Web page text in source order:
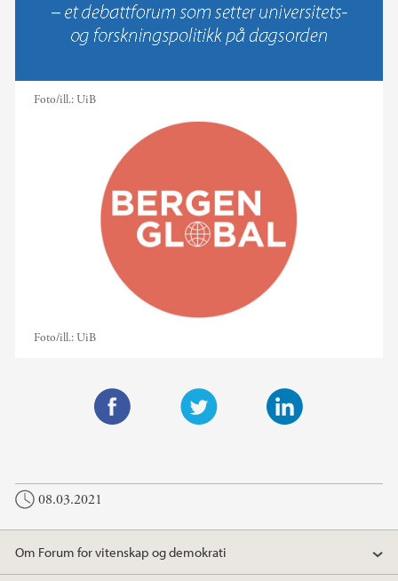
Foto/ill.:UiB
Foto/ill.:UiB
i
t
e
r
n
e
I
c
e
b
o
o
08.03.2021
Om Forum for vitenskap og demokrati